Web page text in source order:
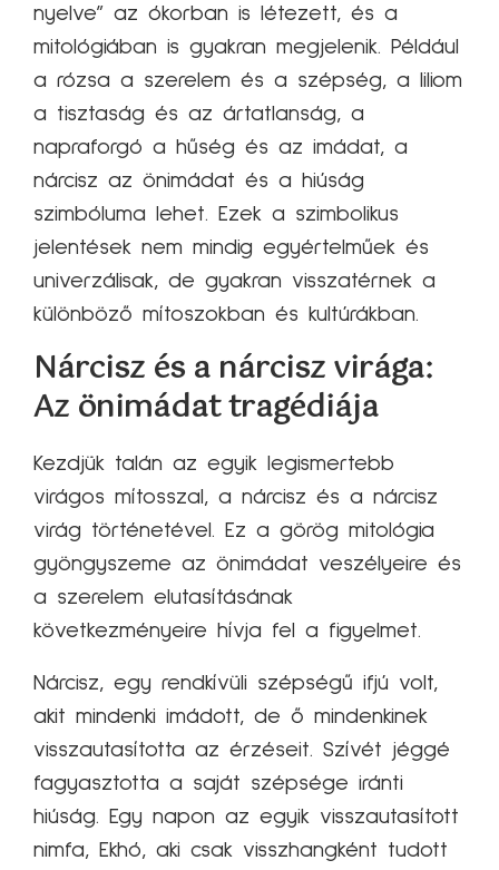
nyelve” az ókorban is létezett, és a
mitológiában is gyakran megjelenik. Például
a rózsa a szerelem és a szépség, a liliom
a tisztaság és az ártatlanság, a
napraforgó a hűség és az imádat, a
nárcisz az önimádat és a hiúság
szimbóluma lehet. Ezek a szimbolikus
jelentések nem mindig egyértelműek és
univerzálisak, de gyakran visszatérnek a
különböző mítoszokban és kultúrákban.
Nárcisz és a nárcisz virága:
Az önimádat tragédiája
Kezdjük talán az egyik legismertebb
virágos mítosszal, a nárcisz és a nárcisz
virág történetével. Ez a görög mitológia
gyöngyszeme az önimádat veszélyeire és
a szerelem elutasításának
következményeire hívja fel a figyelmet.
Nárcisz, egy rendkívüli szépségű ifjú volt,
akit mindenki imádott, de ő mindenkinek
visszautasította az érzéseit. Szívét jéggé
fagyasztotta a saját szépsége iránti
hiúság. Egy napon az egyik visszautasított
nimfa, Ekhó, aki csak visszhangként tudott